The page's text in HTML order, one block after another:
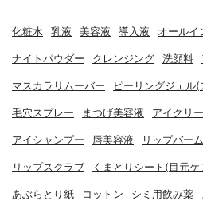
化粧水 乳液 美容液 導入液 オールイ
ナイトパウダー クレンジング 洗顔料
マスカラリムーバー ピーリングジェル
毛穴スプレー まつげ美容液 アイクリ
アイシャンプー 唇美容液 リップバーム
リップスクラブ くまとりシート(目元
あぶらとり紙 コットン シミ用飲み薬